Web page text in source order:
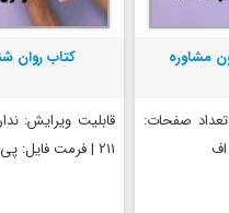
مشاوره
صفحات:
کتاب روان
قابلیت ویرایش:
211 | فرمت فایل: پی دی اف